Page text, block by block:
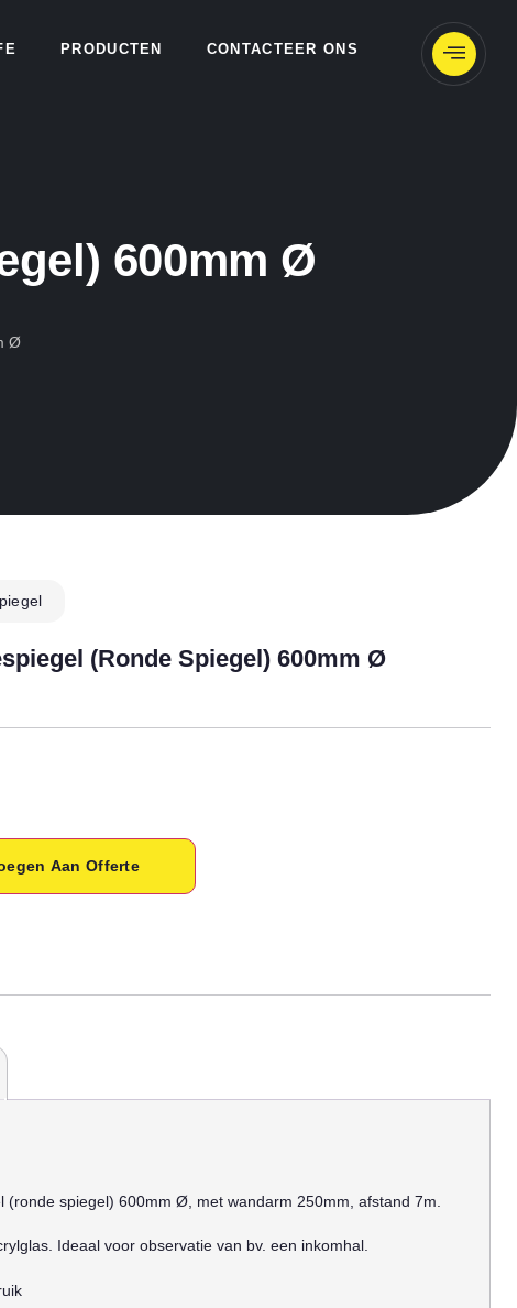
PRODUCTEN CONTACTEER ONS
600mm Ø
Ø
(ronde Spiegel) 600mm Ø
Aan Offerte
(ronde spiegel) 600mm Ø, met wandarm 250mm, afstand 7m.
Ideaal voor observatie van bv. een inkomhal.